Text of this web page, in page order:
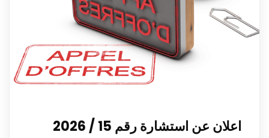
اعلان عن استشارة رقم 15 / 2026